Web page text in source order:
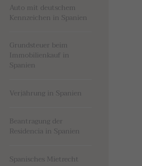
Auto mit deutschem
Kennzeichen in Spanien
Grundsteuer beim
Immobilienkauf in
Spanien
Verjährung in Spanien
Beantragung der
Residencia in Spanien
Spanisches Mietrecht